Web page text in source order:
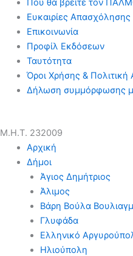
Που θα βρείτε τον
Ευκαιρίες Απασχόλησης
Επικοινωνία
Προφίλ Εκδόσεων
Ταυτότητα
Όροι Χρήσης & Πολιτική
Δήλωση συμμόρφωσης
Μ.Η.Τ. 232009
Αρχική
Δήμοι
Άγιος Δημήτριος
Άλιμος
Βάρη Βούλα
Γλυφάδα
Ελληνικό
Ηλιούπολη